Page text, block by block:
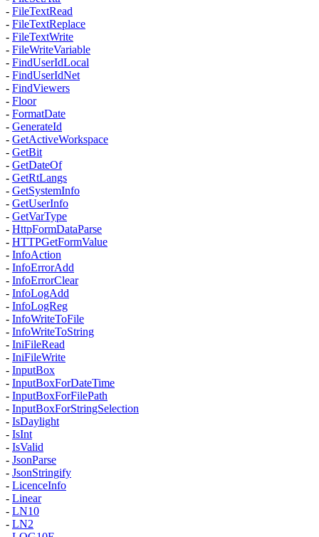
- FileTextRead
- FileTextReplace
- FileTextWrite
- FileWriteVariable
- FindUserIdLocal
- FindUserIdNet
- FindViewers
- Floor
- FormatDate
- GenerateId
- GetActiveWorkspace
- GetBit
- GetDateOf
- GetRtLangs
- GetSystemInfo
- GetUserInfo
- GetVarType
- HttpFormDataParse
- HTTPGetFormValue
- InfoAction
- InfoErrorAdd
- InfoErrorClear
- InfoLogAdd
- InfoLogReg
- InfoWriteToFile
- InfoWriteToString
- IniFileRead
- IniFileWrite
- InputBox
- InputBoxForDateTime
- InputBoxForFilePath
- InputBoxForStringSelection
- IsDaylight
- IsInt
- IsValid
- JsonParse
- JsonStringify
- LicenceInfo
- Linear
- LN10
- LN2